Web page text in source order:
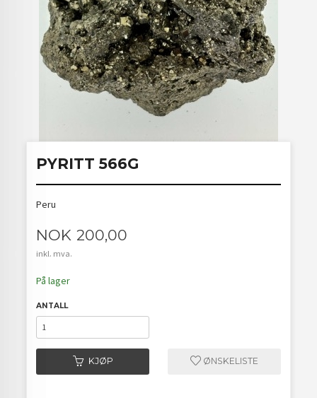
PYRITT 566G
Peru
Pris
NOK 200,00
inkl. mva.
På lager
ANTALL
KJØP ØNSKELISTE